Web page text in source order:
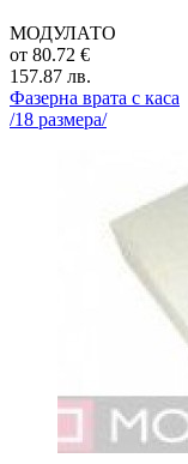
МОДУЛАТО
от 80.72 €
157.87 лв.
Фазерна врата с каса
/18 размера/